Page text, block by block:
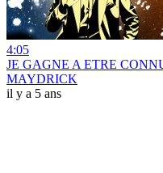
4:05
JE GAGNE A ETRE
MAYDRICK
il y a 5 ans